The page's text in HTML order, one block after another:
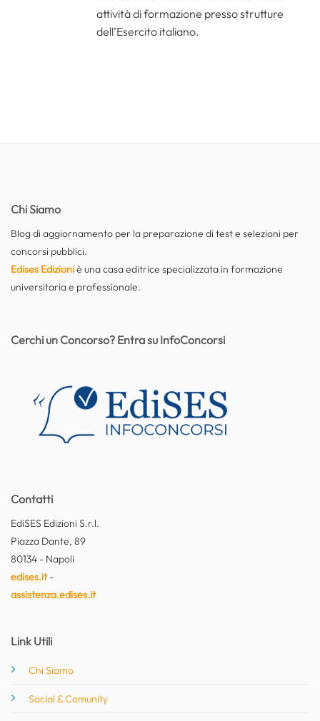
attività di formazione presso strutture
dell’Esercito italiano.
Chi Siamo
Blog di aggiornamento per la preparazione di test e selezioni per
concorsi pubblici.
Edises Edizioniè una casa editrice specializzata in formazione
universitaria e professionale.
Contatti
EdiSES Edizioni S.r.l.
Piazza Dante, 89
80134 - Napoli
edises.it-
assistenza.edises.it
Link Utili
Chi Siamo
Social & Comunity
Cerchi un Concorso? Entra su InfoConcorsi